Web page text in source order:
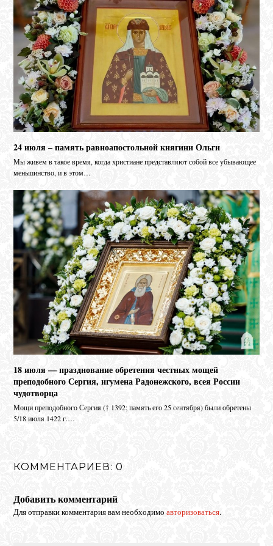
24 июля – память равноапостольной княгини Ольги
Мы живем в такое время, когда христиане представляют собой все убывающее
меньшинство, и в этом…
18 июля — празднование обретения честных мощей
преподобного Сергия, игумена Радонежского, всея России
чудотворца
Мо­щи пре­по­доб­но­го Сер­гия († 1392; па­мять его 25 сен­тяб­ря) бы­ли об­ре­те­ны
5/18 июля 1422 г.…
КОММЕНТАРИЕВ: 0
Добавить комментарий
Для отправки комментария вам необходимоавторизоваться.